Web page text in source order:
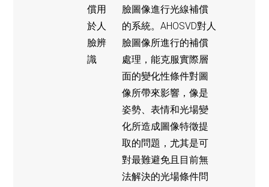
償用
於人
臉辨
識
臉圖像進行光線補償
的系統。AHOSVD對人
臉圖像所進行的補償
處理，能克服實際層
面的變化性條件對圖
像所帶來影響，像是
姿勢、表情和光場變
化所造成圖像特徵提
取的問題，尤其是可
對最難避免且目前無
法解決的光場條件問